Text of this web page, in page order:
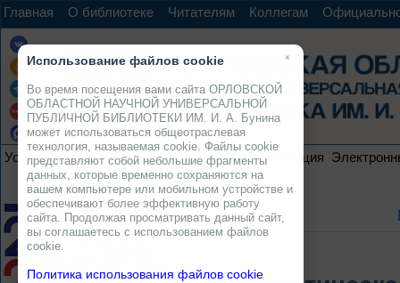
Главная О библиотеке Читателям Коллегам
Услуги Ресурсы Проекты Электронная коллекция
×
Использование файлов cookie
Во время посещения вами сайта ОРЛОВСКОЙ
ОБЛАСТНОЙ НАУЧНОЙ УНИВЕРСАЛЬНОЙ
ПУБЛИЧНОЙ БИБЛИОТЕКИ ИМ. И. А. Бунина
может использоваться общеотраслевая
технология, называемая cookie. Файлы cookie
представляют собой небольшие фрагменты
данных, которые временно сохраняются на
вашем компьютере или мобильном устройстве и
обеспечивают более эффективную работу
сайта. Продолжая просматривать данный сайт,
вы соглашаетесь с использованием файлов
cookie.
Политика использования файлов cookie